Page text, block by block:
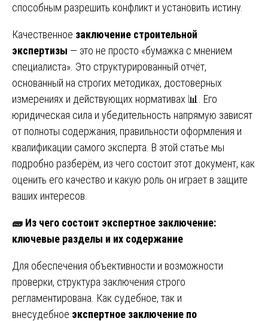
способным разрешить конфликт и установить истину.
Качественное заключение строительной
экспертизы — это не просто «бумажка с мнением
специалиста». Это структурированный отчёт,
основанный на строгих методиках, достоверных
измерениях и действующих нормативах 📊. Его
юридическая сила и убедительность напрямую зависят
от полноты содержания, правильности оформления и
квалификации самого эксперта. В этой статье мы
подробно разберём, из чего состоит этот документ, как
оценить его качество и какую роль он играет в защите
ваших интересов.
🧱 Из чего состоит экспертное заключение:
ключевые разделы и их содержание
Для обеспечения объективности и возможности
проверки, структура заключения строго
регламентирована. Как судебное, так и
внесудебное экспертное заключение по